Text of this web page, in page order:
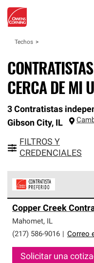
Techos
CERCA DE MI
3 Contratistas
Gibson City, IL
FILTROS Y
CREDENCIALES
parte de una red
que cumplen con altos
de profesionalismo y
Copper Creek
Mahomet, IL
(217) 586-9016
Correo
Solicitar una